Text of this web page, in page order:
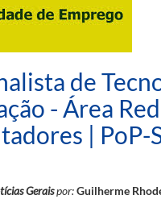
de
- Área
| PoP-
Geraispor:Guilherme